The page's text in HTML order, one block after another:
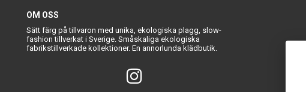
OM OSS
Sätt färg på tillvaron med unika, ekologiska plagg, slow-
fashion tillverkat i Sverige. Småskaliga ekologiska
fabrikstillverkade kollektioner. En annorlunda klädbutik.